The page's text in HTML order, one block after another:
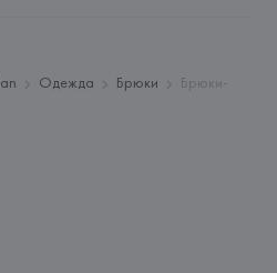
MNG, S.A., Via Augusta 10
Palau-Solità i Plegamans
Одежда Брюки
Брюки-